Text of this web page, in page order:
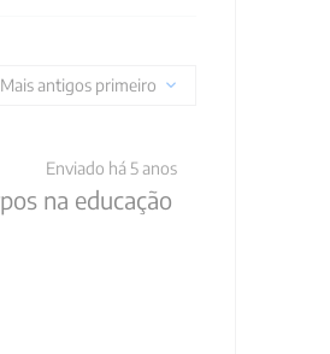
Mais antigos primeiro
Enviado há 5 anos
na educação